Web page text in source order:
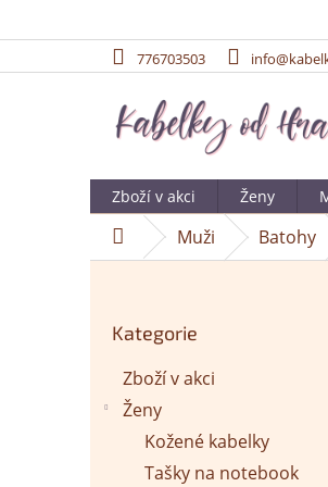
776703503
Zboží v akci Ženy
DomůMuži Batohy
kategorie
Kategorie
Zboží v akci
Ženy
Kožené kabelky
Tašky na notebook